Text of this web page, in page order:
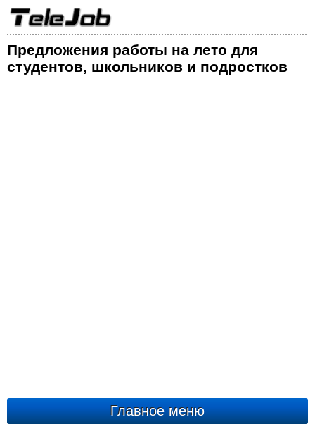
Предложения работы на лето для
студентов, школьников и подростков
Главное меню